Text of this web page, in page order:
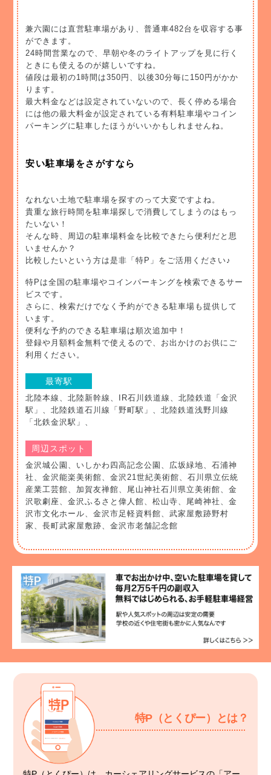
兼六園には直営駐車場があり、普通車482台を収容する事
ができます。
24時間営業なので、早朝や冬のライトアップを見に行く
ときにも使えるのが嬉しいですね。
値段は最初の1時間は350円、以後30分毎に150円がかか
ります。
最大料金などは設定されていないので、長く停める場合
には他の最大料金が設定されている有料駐車場やコイン
パーキングに駐車したほうがいいかもしれませんね。
安い駐車場をさがすなら
なれない土地で駐車場を探すのって大変ですよね。
貴重な旅行時間を駐車場探しで消費してしまうのはもっ
たいない！
そんな時、周辺の駐車場料金を比較できたら便利だと思
いませんか？
比較したいという方は是非「特P」をご活用ください♪
特Pは全国の駐車場やコインパーキングを検索できるサー
ビスです。
さらに、検索だけでなく予約ができる駐車場も提供して
います。
便利な予約のできる駐車場は順次追加中！
登録や月額料金無料で使えるので、お出かけのお供にご
利用ください。
最寄駅
北陸本線、北陸新幹線、IR石川鉄道線、北陸鉄道「金沢
駅」、北陸鉄道石川線「野町駅」、北陸鉄道浅野川線
「北鉄金沢駅」、
周辺スポット
金沢城公園、いしかわ四高記念公園、広坂緑地、石浦神
社、金沢能楽美術館、金沢21世紀美術館、石川県立伝統
産業工芸館、加賀友禅館、尾山神社石川県立美術館、金
沢歌劇座、金沢ふるさと偉人館、松山寺、尾崎神社、金
沢市文化ホール、金沢市足軽資料館、武家屋敷跡野村
家、長町武家屋敷跡、金沢市老舗記念館
特P（とくぴー）とは？